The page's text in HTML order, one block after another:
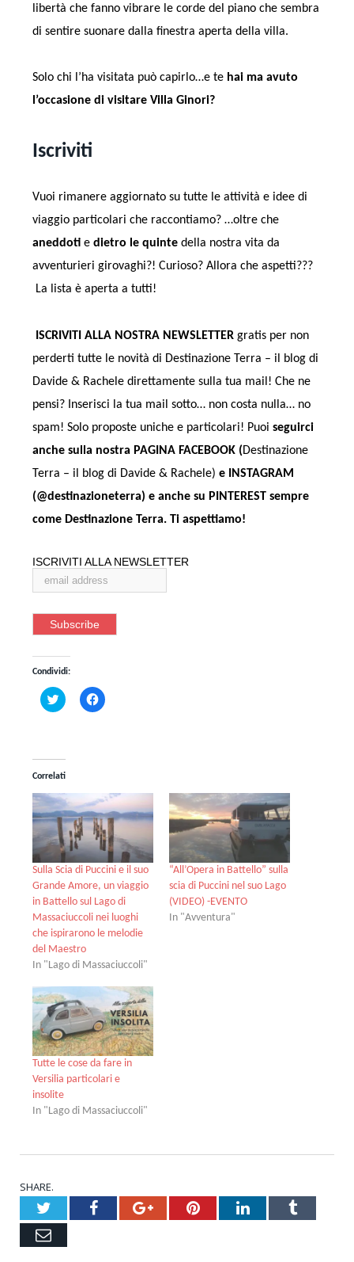
libertà che fanno vibrare le corde del piano che sembra
di sentire suonare dalla finestra aperta della villa.
Solo chi l’ha visitata può capirlo…e te hai ma avuto
l’occasione di visitare Villa Ginori?
Iscriviti
Vuoi rimanere aggiornato su tutte le attività e idee di
viaggio particolari che raccontiamo? …oltre che
aneddotie dietro le quintedella nostra vita da
avventurieri girovaghi?! Curioso? Allora che aspetti???
La lista è aperta a tutti!
ISCRIVITI ALLA NOSTRA NEWSLETTERgratis per non
perderti tutte le novità di Destinazione Terra – il blog di
Davide & Rachele direttamente sulla tua mail! Che ne
pensi? Inserisci la tua mail sotto… non costa nulla… no
spam! Solo proposte uniche e particolari! Puoi seguirci
anche sulla nostra PAGINA FACEBOOK (Destinazione
Terra – il blog di Davide & Rachele) e INSTAGRAM
(@destinazioneterra) e anche su PINTERESTsempre
come Destinazione Terra.Ti aspettiamo!
ISCRIVITI ALLA NEWSLETTER
Condividi:
Fai
clic
Twitter
(Si
apre
una
nuova
finestra)
Fai
clic
nuova
finestra)
Correlati
Sulla Scia di Puccini e il suo
Grande Amore, un viaggio
in Battello sul Lago di
Massaciuccoli nei luoghi
che ispirarono le melodie
del Maestro
In "Lago di Massaciuccoli"
“All’Opera in Battello” sulla
scia di Puccini nel suo Lago
(VIDEO) -EVENTO
In "Avventura"
Tutte le cose da fare in
Versilia particolari e
insolite
In "Lago di Massaciuccoli"
SHARE.
TwitterFacebookGoogle+PinterestLinkedInTumblr
Email